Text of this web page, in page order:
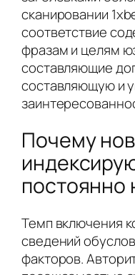
сканировании
соответствие
фразам и целям
составляющие
составляющую и
Почему
Темп включения
сведений
факторов.